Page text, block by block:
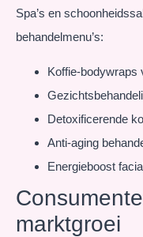
Spa’s en
behandelmenu’s:
Koffie-bodywraps
Detoxificerende
Anti-aging
Energieboost
marktgroei